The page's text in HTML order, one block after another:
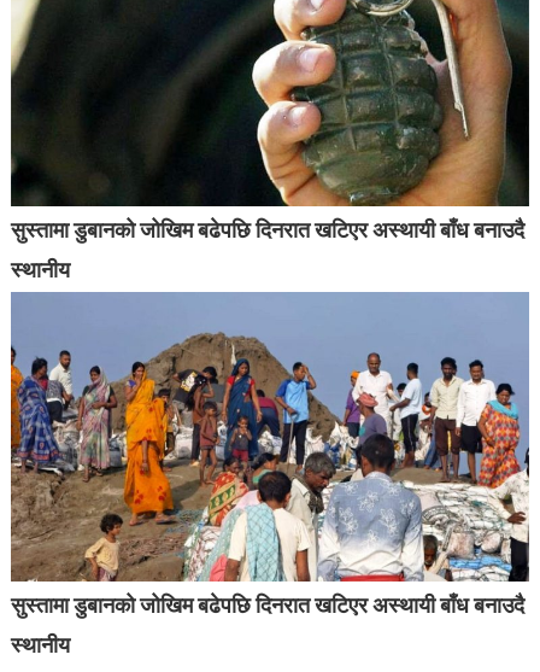
सुस्तामा डुबानको जोखिम बढेपछि दिनरात खटिएर अस्थायी बाँध बनाउदै
स्थानीय
सुस्तामा डुबानको जोखिम बढेपछि दिनरात खटिएर अस्थायी बाँध बनाउदै
स्थानीय